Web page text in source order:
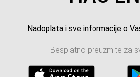
Nadoplata i sve informacije o
Besplatno preuzmite za